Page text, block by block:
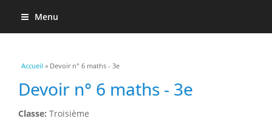
Menu
Vous êtes ici
Accueil » Devoir n° 6 maths - 3e
Devoir n° 6 maths - 3e
Classe: Troisième